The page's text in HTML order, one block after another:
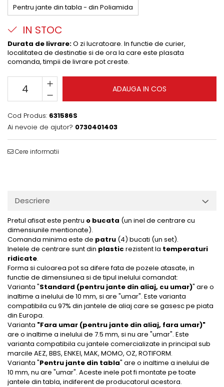
Pentru jante din tabla - din Poliamida
IN STOC
Durata de livrare:O zi lucratoare. In functie de curier,
localitatea de destinatie si de ora la care este plasata
comanda, timpii de livrare pot creste.
ADAUGA IN COS
Cod Produs: 631586S
Ai nevoie de ajutor? 0730401403
Cere informatii
Descriere
Pretul afisat este pentru o bucata (un inel de centrare cu
dimensiunile mentionate).
Comanda minima este de patru (4) bucati (un set).
Inelele de centrare sunt din plastic rezistent la temperaturi
ridicate.
Forma si culoarea pot sa difere fata de pozele atasate, in
functie de dimensiunea si de tipul inelului comandat:
Varianta "Standard (pentru jante din aliaj, cu umar)" are o
inaltime a inelului de 10 mm, si are "umar". Este varianta
compatibila cu 97% din jantele de aliaj care se gasesc pe piata
din Europa.
Varianta "Fara umar (pentru jante din aliaj, fara umar)"
are o inaltime a inelului de 7.5 mm, si nu are "umar". Este
varianta compatibila cu jantele comercializate in principal sub
marcile AEZ, BBS, ENKEI, MAK, MOMO, OZ, ROTIFORM.
Varianta "Pentru jante din tabla" are o inaltime a inelului de
10 mm, nu are "umar". Aceste inele pot fi montate pe toate
jantele din tabla, indiferent de producatorul acestora.